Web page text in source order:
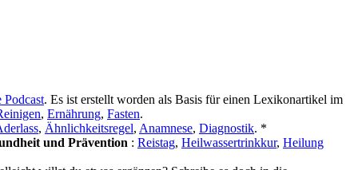
. Es ist erstellt worden als Basis für einen Lexikonartikel im
, Ernährung, Fasten.
, Ähnlichkeitsregel, Anamnese, Diagnostik. *
und Prävention : Reistag, Heilwassertrinkkur, Heilung